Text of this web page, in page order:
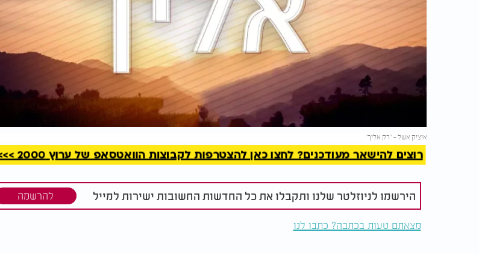
איציק אשל - "רק אליך"
להמשך קריאה
רוצים להישאר מעודכנים? לחצו כאן להצטרפות לקבוצות הוואטסאפ של ערוץ 2000 >>>
הירשמו לניוזלטר שלנו ותקבלו את כל החדשות החשובות ישירות למייל להרשמה
מצאתם טעות בכתבה? כתבו לנו